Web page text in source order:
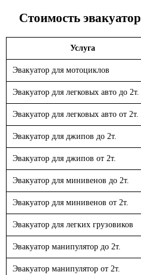
Стоимость эвакуатор
Услуга
Эвакуатор для мотоциклов
Эвакуатор для легковых авто до 2т.
Эвакуатор для легковых авто от 2т.
Эвакуатор для джипов до 2т.
Эвакуатор для джипов от 2т.
Эвакуатор для минивенов до 2т.
Эвакуатор для минивенов от 2т.
Эвакуатор для легких грузовиков
Эвакуатор манипулятор до 2т.
Эвакуатор манипулятор от 2т.